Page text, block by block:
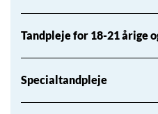
Tandpleje for 18-21 årige
Specialtandpleje